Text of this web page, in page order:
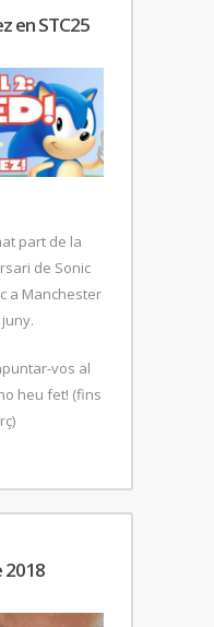
en STC25
part de la
de Sonic
a Manchester
vos al
heu fet! (fins
2018